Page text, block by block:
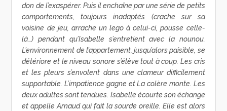
don de l’exaspérer. Puis il enchaîne par une série de petits
comportements, toujours inadaptés (crache sur sa
voisine de jeu, arrache un lego à celui-ci, pousse celle-
là…) pendant qu’Isabelle s’entretient avec la nounou.
L’environnement de l’appartement, jusqu’alors paisible, se
détériore et le niveau sonore s’élève tout à coup. Les cris
et les pleurs s’envolent dans une clameur difficilement
supportable. L’impatience gagne et La colère monte. Les
deux adultes sont tendues. Isabelle écourte son échange
et appelle Arnaud qui fait la sourde oreille. Elle est alors